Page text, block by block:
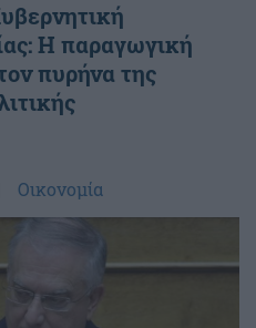
Η παραγωγική
πυρήνα της
Οικονομία